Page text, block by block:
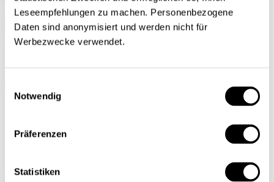
Leseempfehlungen zu machen. Personenbezogene
Daten sind anonymisiert und werden nicht für
Werbezwecke verwendet.
Notwendig
Präferenzen
Statistiken
Mein Profil
Union
Arbeiten wir wirklich so viel?